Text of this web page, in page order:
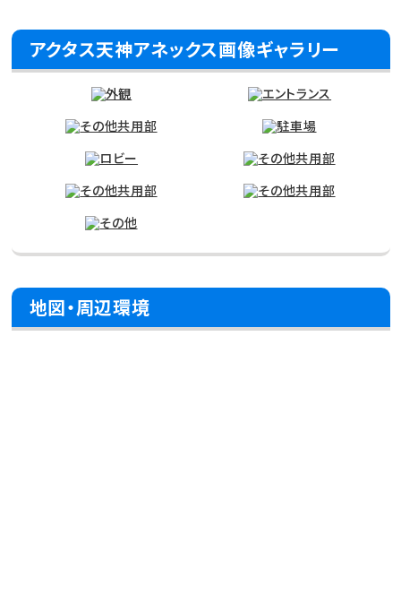
アクタス天神アネックス画像ギャラリー
地図・周辺環境